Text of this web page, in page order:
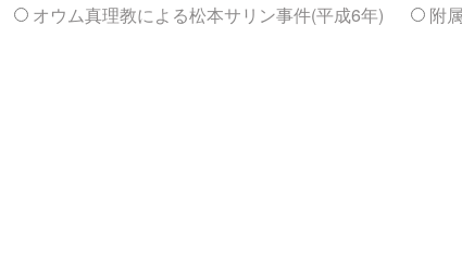
オウム真理教による松本サリン事件(平成6年)
附